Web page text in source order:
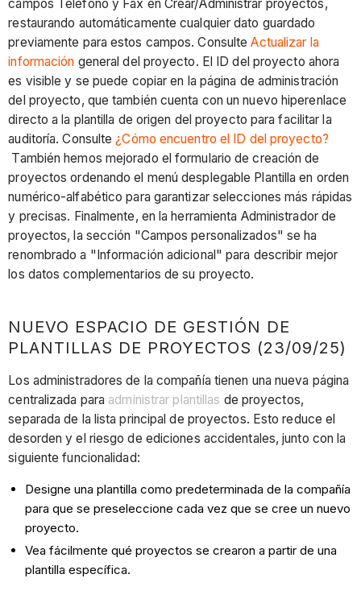
campos Teléfono y Fax en Crear/Administrar proyectos,
restaurando automáticamente cualquier dato guardado
previamente para estos campos. ConsulteActualizar la
información general del proyecto. El ID del proyecto ahora
es visible y se puede copiar en la página de administración
del proyecto, que también cuenta con un nuevo hiperenlace
directo a la plantilla de origen del proyecto para facilitar la
auditoría. Consulte¿Cómo encuentro el ID del proyecto?
También hemos mejorado el formulario de creación de
proyectos ordenando el menú desplegable Plantilla en orden
numérico-alfabético para garantizar selecciones más rápidas
y precisas. Finalmente, en la herramienta Administrador de
proyectos, la sección "Campos personalizados" se ha
renombrado a "Información adicional" para describir mejor
los datos complementarios de su proyecto.
NUEVO ESPACIO DE GESTIÓN DE
PLANTILLAS DE PROYECTOS (23/09/25)
Los administradores de la compañía tienen una nueva página
centralizada para administrar plantillas de proyectos,
separada de la lista principal de proyectos. Esto reduce el
desorden y el riesgo de ediciones accidentales, junto con la
siguiente funcionalidad:
Designe una plantilla como predeterminada de la compañía
para que se preseleccione cada vez que se cree un nuevo
proyecto.
Vea fácilmente qué proyectos se crearon a partir de una
plantilla específica.